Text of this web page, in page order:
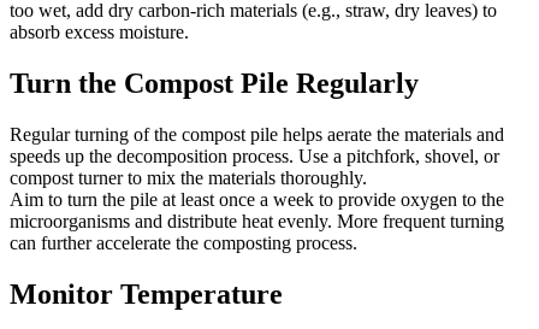
too wet, add dry carbon-rich materials (e.g., straw, dry leaves) to
absorb excess moisture.
Turn the Compost Pile Regularly
Regular turning of the compost pile helps aerate the materials and
speeds up the decomposition process. Use a pitchfork, shovel, or
compost turner to mix the materials thoroughly.
Aim to turn the pile at least once a week to provide oxygen to the
microorganisms and distribute heat evenly. More frequent turning
can further accelerate the composting process.
Monitor Temperature